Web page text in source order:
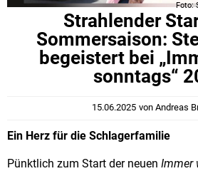
Foto:
Strahlender
Sommersaison:
begeistert bei
sonntags“
15.06.2025 vonAndreas
Ein Herz für die Schlagerfamilie
Pünktlich zum Start der neuen Immer